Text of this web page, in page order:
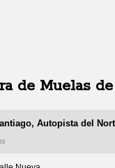
de Muelas
Autopista del